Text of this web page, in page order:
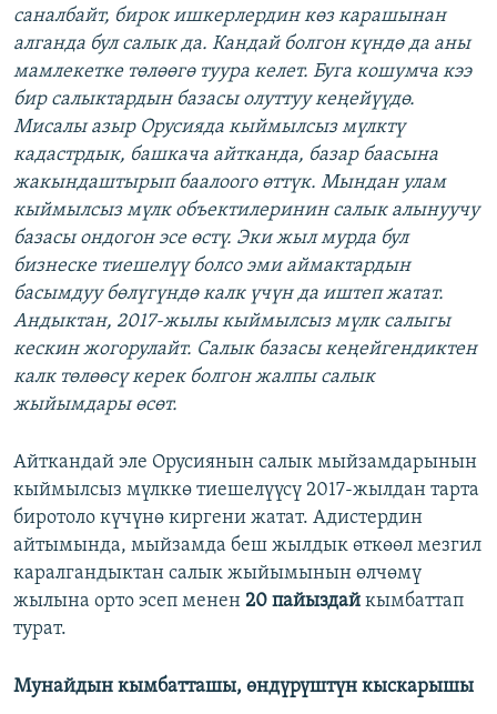
саналбайт, бирок ишкерлердин көз карашынан
алганда бул салык да. Кандай болгон күндө да аны
мамлекетке төлөөгө туура келет. Буга кошумча кээ
бир салыктардын базасы олуттуу кеңейүүдө.
Мисалы азыр Орусияда кыймылсыз мүлктү
кадастрдык, башкача айтканда, базар баасына
жакындаштырып баалоого өттүк. Мындан улам
кыймылсыз мүлк объектилеринин салык алынуучу
базасы ондогон эсе өстү. Эки жыл мурда бул
бизнеске тиешелүү болсо эми аймактардын
басымдуу бөлүгүндө калк үчүн да иштеп жатат.
Андыктан, 2017-жылы кыймылсыз мүлк салыгы
кескин жогорулайт. Салык базасы кеңейгендиктен
калк төлөөсү керек болгон жалпы салык
жыйымдары өсөт.
Айткандай эле Орусиянын салык мыйзамдарынын
кыймылсыз мүлккө тиешелүүсү 2017-жылдан тарта
биротоло күчүнө киргени жатат. Адистердин
айтымында, мыйзамда беш жылдык өткөөл мезгил
каралгандыктан салык жыйымынын өлчөмү
жылына орто эсеп менен 20 пайыздай кымбаттап
турат.
Мунайдын кымбатташы, өндүрүштүн кыскарышы